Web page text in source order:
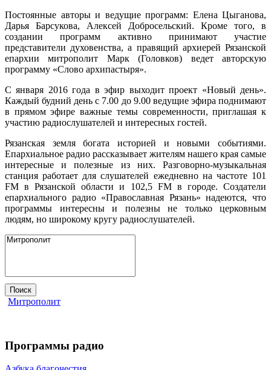
Постоянные авторы и ведущие программ: Елена Цыганова,
Дарья Барсукова, Алексей Добросельский. Кроме того, в
создании программ активно принимают участие
представители духовенства, а правящий архиерей Рязанской
епархии митрополит Марк (Головков) ведет авторскую
программу «Слово архипастыря».
С января 2016 года в эфир выходит проект «Новый день».
Каждый будний день с 7.00 до 9.00 ведущие эфира поднимают
в прямом эфире важные темы современности, приглашая к
участию радиослушателей и интересных гостей.
Рязанская земля богата историей и новыми событиями.
Епархиальное радио рассказывает жителям нашего края самые
интересные и полезные из них. Разговорно-музыкальная
станция работает для слушателей ежедневно на частоте 101
FM в Рязанской области и 102,5 FM в городе. Создатели
епархиального радио «Православная Рязань» надеются, что
программы интересны и полезны не только церковным
людям, но широкому кругу радиослушателей.
Поиск
Митрополит
Программы радио